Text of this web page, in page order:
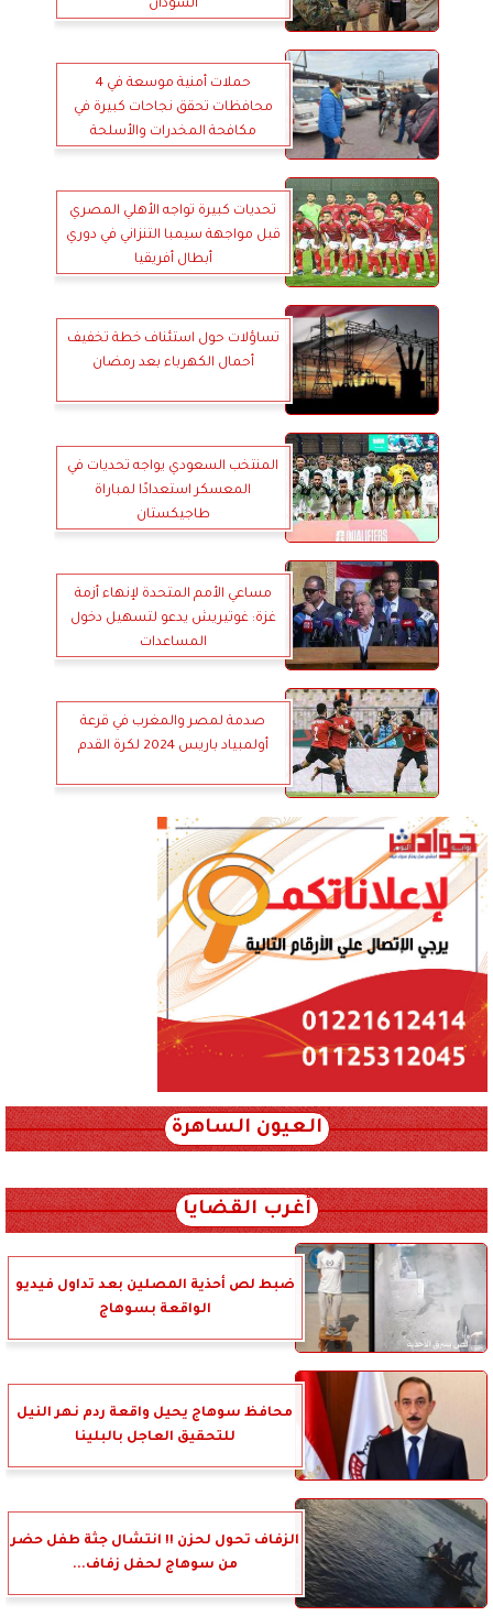
السودان
حملات أمنية موسعة في 4
محافظات تحقق نجاحات كبيرة في
مكافحة المخدرات والأسلحة
تحديات كبيرة تواجه الأهلي المصري
قبل مواجهة سيمبا التنزاني في دوري
أبطال أفريقيا
تساؤلات حول استئناف خطة تخفيف
أحمال الكهرباء بعد رمضان
المنتخب السعودي يواجه تحديات في
المعسكر استعدادًا لمباراة
طاجيكستان
مساعي الأمم المتحدة لإنهاء أزمة
غزة: غوتيريش يدعو لتسهيل دخول
المساعدات
صدمة لمصر والمغرب في قرعة
أولمبياد باريس 2024 لكرة القدم
العيون الساهرة
أغرب القضايا
ضبط لص أحذية المصلين بعد تداول فيديو
الواقعة بسوهاج
محافظ سوهاج يحيل واقعة ردم نهر النيل
للتحقيق العاجل بالبلينا
الزفاف تحول لحزن !! انتشال جثة طفل حضر
من سوهاج لحفل زفاف...